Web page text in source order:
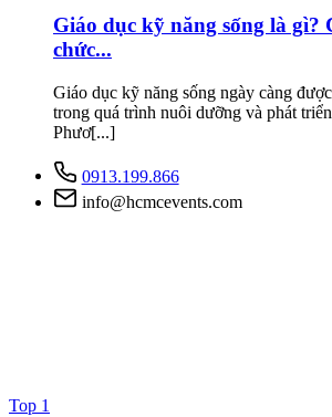
Giáo dục kỹ năng sống là gì?
chức...
Giáo dục kỹ năng sống ngày càng
trong quá trình nuôi dưỡng và phát
Phươ[...]
0913.199.866
info@hcmcevents.com
Top 1